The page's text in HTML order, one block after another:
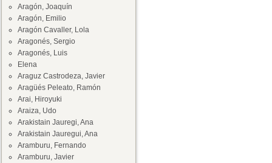
Aragón, Joaquín
Aragón, Emilio
Aragón Cavaller, Lola
Aragonés, Sergio
Aragonés, Luis
Elena
Araguz Castrodeza, Javier
Aragüés Peleato, Ramón
Arai, Hiroyuki
Araiza, Udo
Arakistain Jauregi, Ana
Arakistain Jauregui, Ana
Aramburu, Fernando
Aramburu, Javier